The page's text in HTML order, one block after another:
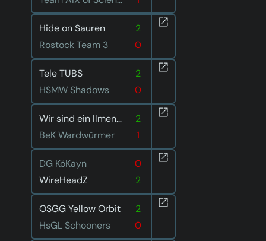
Hide on Sauren
2
Rostock Team 3
0
Tele TUBS
2
HSMW Shadows
0
Wir sind ein Ilmenauer Team
2
BeK Wardwürmer
1
DG KöKayn
0
WireHeadZ
2
OSGG Yellow Orbit
2
HsGL Schooners
0